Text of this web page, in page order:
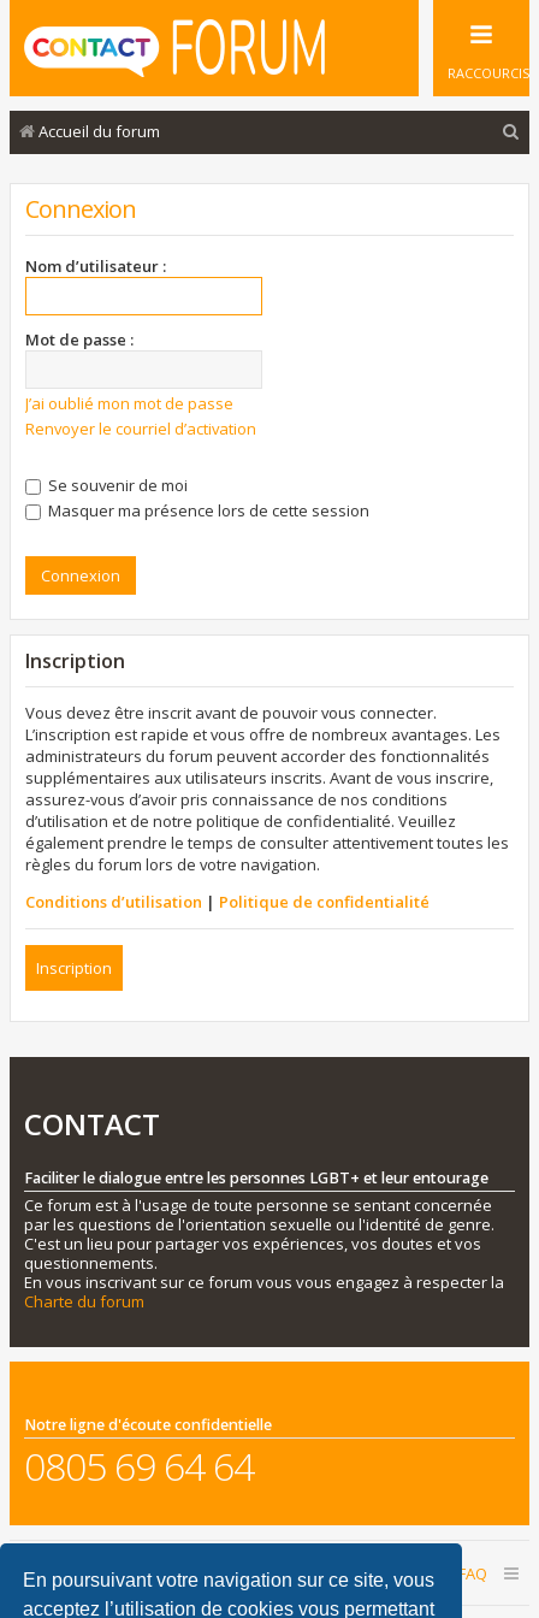
En poursuivant votre navigation sur ce site, vous
acceptez l’utilisation de cookies vous permettant
RACCOURCIS
Accueil du forum
Connexion
Nom d’utilisateur :
Mot de passe :
J’ai oublié mon mot de passe
Renvoyer le courriel d’activation
Se souvenir de moi
Masquer ma présence lors de cette session
Inscription
Vous devez être inscrit avant de pouvoir vous connecter.
L’inscription est rapide et vous offre de nombreux avantages. Les
administrateurs du forum peuvent accorder des fonctionnalités
supplémentaires aux utilisateurs inscrits. Avant de vous inscrire,
assurez-vous d’avoir pris connaissance de nos conditions
d’utilisation et de notre politique de confidentialité. Veuillez
également prendre le temps de consulter attentivement toutes les
règles du forum lors de votre navigation.
Conditions d’utilisation | Politique de confidentialité
Inscription
CONTACT
Faciliter le dialogue entre les personnes LGBT+ et leur entourage
Ce forum est à l'usage de toute personne se sentant concernée
par les questions de l'orientation sexuelle ou l'identité de genre.
C'est un lieu pour partager vos expériences, vos doutes et vos
questionnements.
En vous inscrivant sur ce forum vous vous engagez à respecter la
Charte du forum
Notre ligne d'écoute confidentielle
0805 69 64 64
Accueil du forum FAQ
Nous contacter